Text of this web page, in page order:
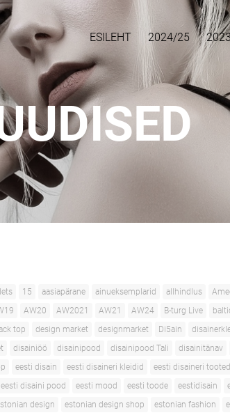
ESILEHT 2024/25
15 aasiapärane ainueksemplarid allhindlus
AW20 AW2021 AW21 AW24 B-turg Live
top design market designmarket Di5ain
disainiöö disainipood disainipood Tali disainitänav
eesti disain eesti disaineri kleidid eesti disaineri tooted
eesti disaini pood eesti mood eesti toode eestidisain
design estonian design shop estonian fashion